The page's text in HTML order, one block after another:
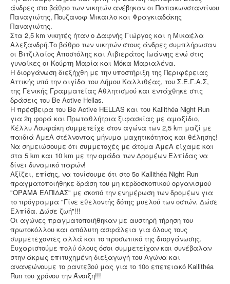
άνδρες στο βάθρο των νικητών ανέβηκαν οι Παπακωνσταντίνου
Παναγιώτης, Πουζανοφ Μικαιλο και Φραγκιαδάκης
Παναγιώτης.
Στα 2,5 km νικητές ήταν ο Δαφνής Γιώργος και η Μικαέλα
Αλεξανδρή.Το βάθρο των νικητών στους άνδρες συμπλήρωσαν
οι Βιτζιλαίος Αποστόλης και Λιβιεράτος Ιωάννης ενώ στις
γυναίκες οι Κούρτη Μαρία και Μόκα Μαριαλένα.
Η διοργάνωση διεξήχθη με την υποστήριξη της Περιφέρειας
Αττικής υπό την αιγίδα του Δήμου Καλλιθέας, του Σ.Ε.Γ.Α.Σ,
της Γενικής Γραμματείας Αθλητισμού και εντάχθηκε στις
δράσεις του Be Active Hellas.
Η πρέσβειρα του Be Active HELLAS και του Kallithéa Night Run
για 2η φορά και Πρωταθλήτρια ξιφασκίας με αμαξίδιο,
Κέλλυ Λουφάκη συμμετείχε στον αγώνα των 2,5 km μαζί με
παιδιά ΑμεΑ στέλνοντας μήνυμα μαχητικότητας και θέλησης!
Να σημειώσουμε ότι συμμετοχές με άτομα ΑμεΑ είχαμε και
στα 5 km και 10 km με την ομάδα των Δρομέων Ελπίδας να
δίνει δυναμικό παρών!
Αξίζει, επίσης, να τονίσουμε ότι στο 5ο Kallithéa Night Run
πραγματοποιήθηκε δράση του μη κερδοσκοπικού οργανισμού
"ΟΡΑΜΑ ΕΛΠΙΔΑΣ" με σκοπό την ενημέρωση των δρομέων για
το πρόγραμμα "Γίνε εθελοντής δότης μυελού των οστών. Δώσε
Ελπίδα. Δώσε ζωή"!!!
Οι αγώνες πραγματοποιήθηκαν με αυστηρή τήρηση του
πρωτοκόλλου και απόλυτη ασφάλεια για όλους τους
συμμετεχοντες αλλά και το προσωπικό της διοργάνωσης.
Ευχαριστούμε πολύ όλους όσοι συμμετείχαν και συνέβαλαν
στην άκρως επιτυχημένη διεξαγωγή του Αγώνα και
ανανεώνουμε το ραντεβού μας για το 10ο επετειακό Kallithéa
Run του χρόνου την Άνοιξη!!!